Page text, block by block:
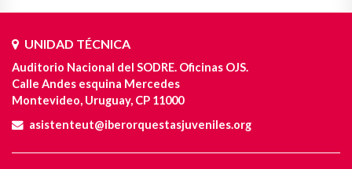
UNIDAD TÉCNICA
Auditorio Nacional del SODRE. Oficinas OJS.
Calle Andes esquina Mercedes
Montevideo, Uruguay, CP 11000
asistenteut@iberorquestasjuveniles.org